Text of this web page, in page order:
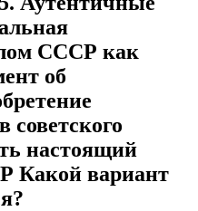
СССР как
об
настоящий
Какой вариант